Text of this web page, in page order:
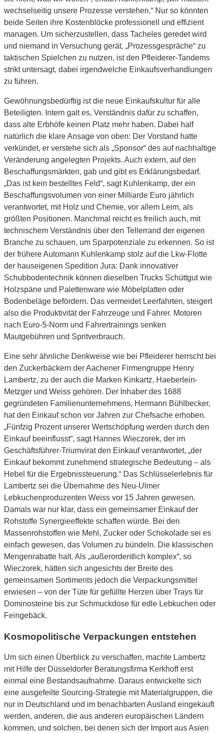
wechselseitig unsere Prozesse verstehen.“ Nur so könnten
beide Seiten ihre Kostenblöcke professionell und effizient
managen. Um sicherzustellen, dass Tacheles geredet wird
und niemand in Versuchung gerät, „Prozessgespräche“ zu
taktischen Spielchen zu nutzen, ist den Pfleiderer-Tandems
strikt untersagt, dabei irgendwelche Einkaufsverhandlungen
zu führen.
Gewöhnungsbedürftig ist die neue Einkaufskultur für alle
Beteiligten. Intern galt es, Verständnis dafür zu schaffen,
dass alte Erbhöfe keinen Platz mehr haben. Dabei half
natürlich die klare Ansage von oben: Der Vorstand hatte
verkündet, er verstehe sich als „Sponsor“ des auf nachhaltige
Veränderung angelegten Projekts. Auch extern, auf den
Beschaffungsmärkten, gab und gibt es Erklärungsbedarf.
„Das ist kein bestelltes Feld“, sagt Kuhlenkamp, der ein
Beschaffungsvolumen von einer Milliarde Euro jährlich
verantwortet, mit Holz und Chemie, vor allem Leim, als
größten Positionen. Manchmal reicht es freilich auch, mit
technischem Verständnis über den Tellerrand der eigenen
Branche zu schauen, um Sparpotenziale zu erkennen. So ist
der frühere Automann Kuhlenkamp stolz auf die Lkw-Flotte
der hauseigenen Spedition Jura: Dank innovativer
Schubbodentechnik können dieselben Trucks Schüttgut wie
Holzspäne und Palettenware wie Möbelplatten oder
Bodenbeläge befördern. Das vermeidet Leerfahrten, steigert
also die Produktivität der Fahrzeuge und Fahrer. Motoren
nach Euro-5-Norm und Fahrertrainings senken
Mautgebühren und Spritverbrauch.
Eine sehr ähnliche Denkweise wie bei Pfleiderer herrscht bei
den Zuckerbäckern der Aachener Firmengruppe Henry
Lambertz, zu der auch die Marken Kinkartz, Haeberlein-
Metzger und Weiss gehören. Der Inhaber des 1688
gegründeten Familienunternehmens, Hermann Bühlbecker,
hat den Einkauf schon vor Jahren zur Chefsache erhoben.
„Fünfzig Prozent unserer Wertschöpfung werden durch den
Einkauf beeinflusst“, sagt Hannes Wieczorek, der im
Geschäftsführer-Triumvirat den Einkauf verantwortet, „der
Einkauf bekommt zunehmend strategische Bedeutung – als
Hebel für die Ergebnissteuerung.“ Das Schlüsselerlebnis für
Lambertz sei die Übernahme des Neu-Ulmer
Lebkuchenproduzenten Weiss vor 15 Jahren gewesen.
Damals war nur klar, dass ein gemeinsamer Einkauf der
Rohstoffe Synergieeffekte schaffen würde. Bei den
Massenrohstoffen wie Mehl, Zucker oder Schokolade sei es
einfach gewesen, das Volumen zu bündeln. Die klassischen
Mengenrabatte halt. Als „außerordentlich komplex“, so
Wieczorek, hätten sich angesichts der Breite des
gemeinsamen Sortiments jedoch die Verpackungsmittel
erwiesen – von der Tüte für gefüllte Herzen über Trays für
Dominosteine bis zur Schmuckdose für edle Lebkuchen oder
Feingebäck.
Kosmopolitische Verpackungen entstehen
Um sich einen Überblick zu verschaffen, machte Lambertz
mit Hilfe der Düsseldorfer Beratungsfirma Kerkhoff erst
einmal eine Bestandsaufnahme. Daraus entwickelte sich
eine ausgefeilte Sourcing-Strategie mit Materialgruppen, die
nur in Deutschland und im benachbarten Ausland eingekauft
werden, anderen, die aus anderen europäischen Ländern
kommen, und solchen, bei denen sich der Import aus Asien